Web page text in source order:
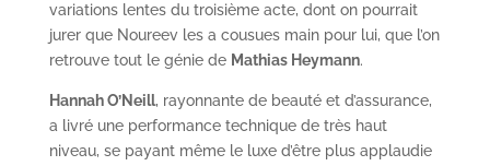
variations lentes du troisième acte, dont on pourrait
jurer que Noureev les a cousues main pour lui, que l’on
retrouve tout le génie de Mathias Heymann.
Hannah O’Neill, rayonnante de beauté et d’assurance,
a livré une performance technique de très haut
niveau, se payant même le luxe d’être plus applaudie